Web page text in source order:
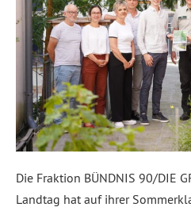
Die Fraktion BÜNDNIS 90/DIE
Landtag hat auf ihrer